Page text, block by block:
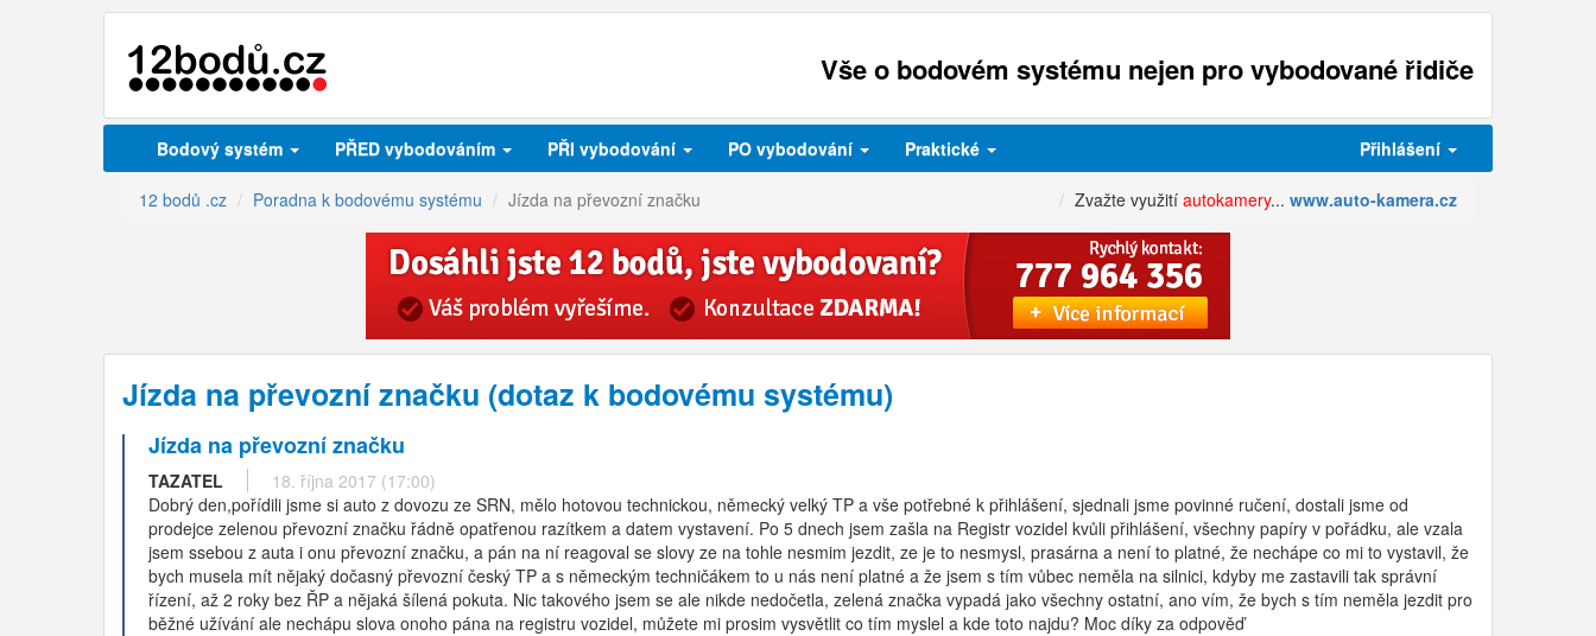
Vše o bodovém systému nejen pro vybodované řidiče
Bodový systém PŘED vybodováním PŘI vybodování PO vybodování Praktické Přihlášení
12 bodů .cz Poradna k bodovému systému Jízda na převozní značku Zvažte využití autokamery... www.auto-kamera.cz
Jízda na převozní značku (dotaz k bodovému systému)
Jízda na převozní značku
TAZATEL
18. října 2017 (17:00)
Dobrý den,pořídili jsme si auto z dovozu ze SRN, mělo hotovou technickou, německý velký TP a vše potřebné k přihlášení, sjednali jsme povinné ručení, dostali jsme od
prodejce zelenou převozní značku řádně opatřenou razítkem a datem vystavení. Po 5 dnech jsem zašla na Registr vozidel kvůli přihlášení, všechny papíry v pořádku, ale vzala
jsem ssebou z auta i onu převozní značku, a pán na ní reagoval se slovy ze na tohle nesmim jezdit, ze je to nesmysl, prasárna a není to platné, že nechápe co mi to vystavil, že
bych musela mít nějaký dočasný převozní český TP a s německým techničákem to u nás není platné a že jsem s tím vůbec neměla na silnici, kdyby me zastavili tak správní
řízení, až 2 roky bez ŘP a nějaká šílená pokuta. Nic takového jsem se ale nikde nedočetla, zelená značka vypadá jako všechny ostatní, ano vím, že bych s tím neměla jezdit pro
běžné užívání ale nechápu slova onoho pána na registru vozidel, můžete mi prosim vysvětlit co tím myslel a kde toto najdu? Moc díky za odpověď